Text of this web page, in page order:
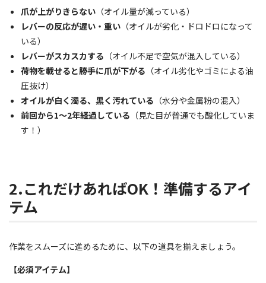
爪が上がりきらない（オイル量が減っている）
レバーの反応が遅い・重い（オイルが劣化・ドロドロになって
いる）
レバーがスカスカする （オイル不足で空気が混入している）
荷物を載せると勝手に爪が下がる （オイル劣化やゴミによる油
圧抜け）
オイルが白く濁る、黒く汚れている （水分や金属粉の混入）
前回から1〜2年経過している （見た目が普通でも酸化していま
す！）
2.これだけあればOK！準備するアイ
テム
作業をスムーズに進めるために、以下の道具を揃えましょう。
【必須アイテム】